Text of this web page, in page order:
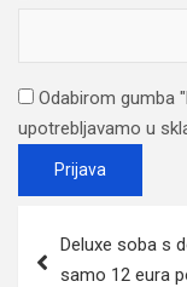
Odabirom gumba
upotrebljavamo u
navigation
Deluxe soba s
samo 12 eura